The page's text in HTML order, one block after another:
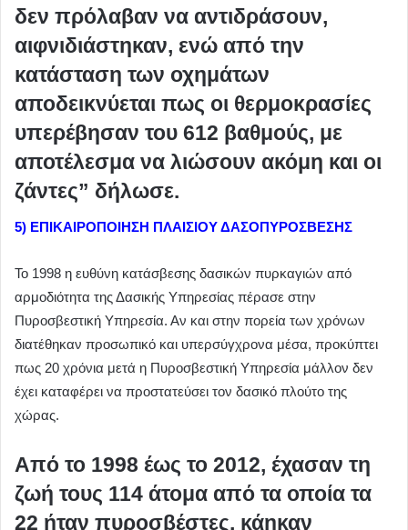
δεν πρόλαβαν να αντιδράσουν,
αιφνιδιάστηκαν, ενώ από την
κατάσταση των οχημάτων
αποδεικνύεται πως οι θερμοκρασίες
υπερέβησαν του 612 βαθμούς, με
αποτέλεσμα να λιώσουν ακόμη και οι
ζάντες” δήλωσε.
5) ΕΠΙΚΑΙΡΟΠΟΙΗΣΗ ΠΛΑΙΣΙΟΥ ΔΑΣΟΠΥΡΟΣΒΕΣΗΣ
Το 1998 η ευθύνη κατάσβεσης δασικών πυρκαγιών από
αρμοδιότητα της Δασικής Υπηρεσίας πέρασε στην
Πυροσβεστική Υπηρεσία. Αν και στην πορεία των χρόνων
διατέθηκαν προσωπικό και υπερσύγχρονα μέσα, προκύπτει
πως 20 χρόνια μετά η Πυροσβεστική Υπηρεσία μάλλον δεν
έχει καταφέρει να προστατεύσει τον δασικό πλούτο της
χώρας.
Από το 1998 έως το 2012, έχασαν τη
ζωή τους 114 άτομα από τα οποία τα
22 ήταν πυροσβέστες, κάηκαν